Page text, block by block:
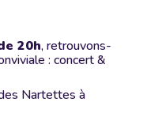
20h, retrouvons-
: concert &
Nartettes à